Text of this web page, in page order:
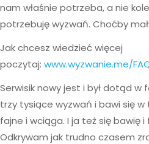
nam właśnie potrzeba, a nie
potrzebuję wyzwań. Choćby
Jak chcesz wiedzieć więcej
poczytaj: www.wyzwanie.me/
Serwisik nowy jest i był dotąd w
trzy tysiące wyzwań i bawi się w
fajne i wciąga. I ja też się bawię
Odkrywam jak trudno czasem